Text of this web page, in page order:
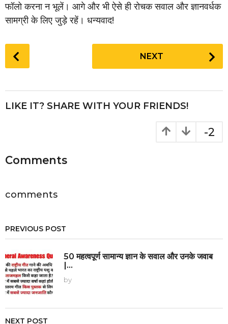
फॉलो करना न भूलें। आगे और भी ऐसे ही रोचक सवाल और ज्ञानवर्धक
सामग्री के लिए जुड़े रहें। धन्यवाद!
o
P
n
i
n
NEXT
LIKE IT? SHARE WITH YOUR FRIENDS!
-2
Comments
comments
PREVIOUS POST
50 महत्वपूर्ण सामान्य ज्ञान के सवाल और उनके जवाब
|...
by
NEXT POST